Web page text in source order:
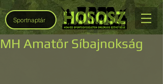
Sportnaptár
MH Amatőr Síbajnokság